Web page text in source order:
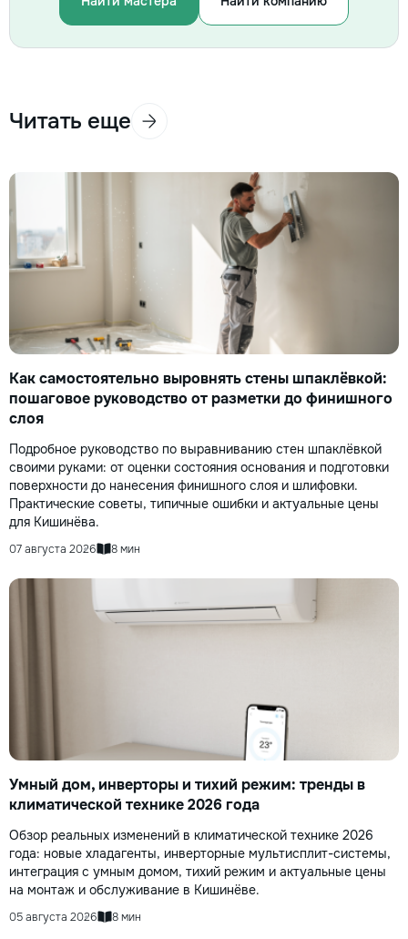
Читать еще
Как самостоятельно выровнять стены шпаклёвкой:
пошаговое руководство от разметки до финишного
слоя
Подробное руководство по выравниванию стен шпаклёвкой
своими руками: от оценки состояния основания и подготовки
поверхности до нанесения финишного слоя и шлифовки.
Практические советы, типичные ошибки и актуальные цены
для Кишинёва.
07 августа 2026 8 мин
Умный дом, инверторы и тихий режим: тренды в
климатической технике 2026 года
Обзор реальных изменений в климатической технике 2026
года: новые хладагенты, инверторные мультисплит-системы,
интеграция с умным домом, тихий режим и актуальные цены
на монтаж и обслуживание в Кишинёве.
05 августа 2026 8 мин